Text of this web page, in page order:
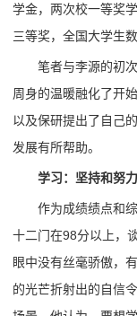
学金，两次校一等奖
三等奖，全国大学生
笔者与李源的初
周身的温暖融化了开
以及保研提出了自己
发展有所帮助。
学习：坚持和努
作为成绩绩点和
十二门在98分以上，
眼中没有丝毫骄傲，
的光芒折射出的自信